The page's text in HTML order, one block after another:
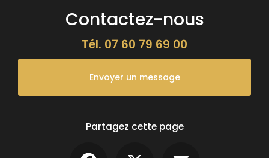
Contactez-nous
Tél. 07 60 79 69 00
Envoyer un message
Partagez cette page